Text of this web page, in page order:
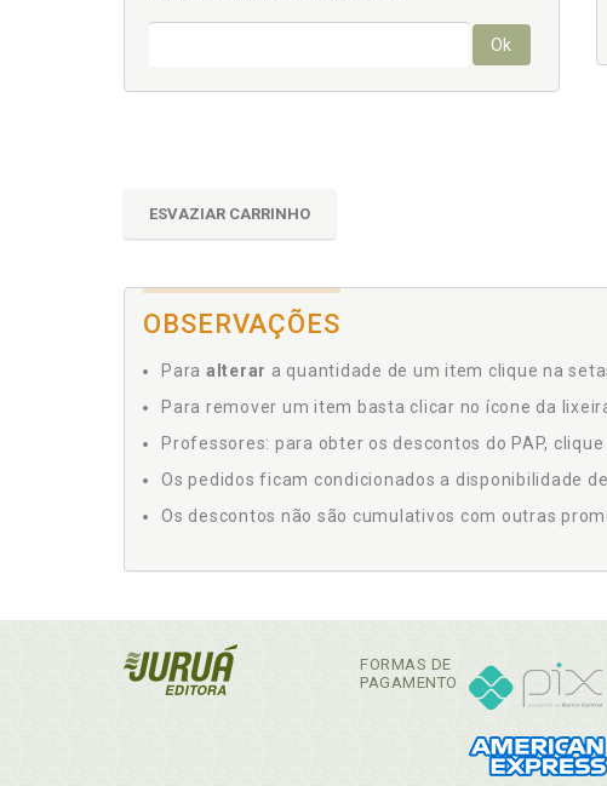
Ok
ESVAZIAR CARRINHO
OBSERVAÇÕES
Para alterar a quantidade de um item clique na
Para remover um item basta clicar no ícone da
Professores: para obter os descontos do PAP,
Os pedidos ficam condicionados a disponibilidade
Os descontos não são cumulativos com outras
FORMAS DE
PAGAMENTO